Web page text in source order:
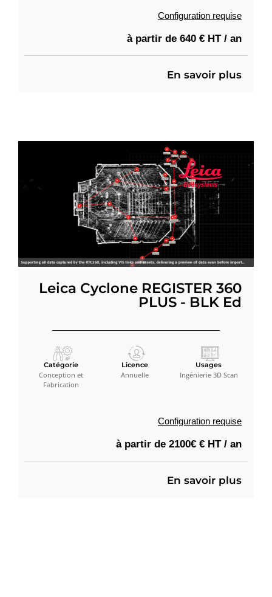
Configuration requise
à partir de 640 € HT / an
En savoir plus
Leica Cyclone REGISTER 360
PLUS - BLK Ed
Catégorie
Conception et
Fabrication
Licence
Annuelle
Usages
Ingénierie 3D Scan
Configuration requise
à partir de 2100€ € HT / an
En savoir plus